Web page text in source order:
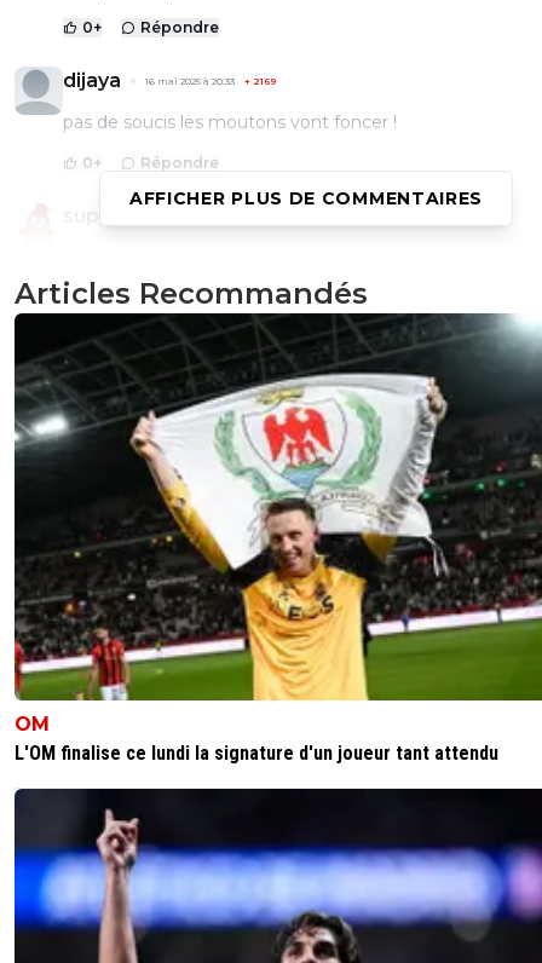
0+ Répondre
dijaya 16 mai 2025 à 20:33 + 2169
pas de soucis les moutons vont foncer !
0+ Répondre
0 + Répondre
daniel-daniel 16 mai 2025 à 20:00 +0
Entre la version a 130€ et 250€, y'a juste un porte clé et
carte postale dédicacé de Cherki en plus, je suis allé voir
détails 🤣🤣
Répondre
gilmac 16 mai 2025 à 18:35
Ca vaut le coup, juste avant la rétrogradation !
0+ Répondre
fanch-ol 16 mai 2025 à 18:27 +5
Encore un titre abusif de la part du pro OM Facy pour
enfoncer l OL. Pitoyable
sergio35 16 mai 2025 à 19:26 +0
certe mais pour le coup c'est vraiment abusé le
0
AFFICHER PLUS DE COMMENTAIRES
Articles Recommandés
OM
L'OM finalise ce lundi la signature d'un joueur tant attendu